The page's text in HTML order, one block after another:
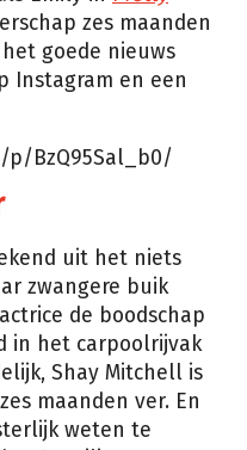
zes maanden
goede nieuws
Instagram en een
p/BzQ95Sal_b0/
uit het niets
zwangere buik
de boodschap
in het carpoolrijvak
Shay Mitchell is
maanden ver. En
weten te